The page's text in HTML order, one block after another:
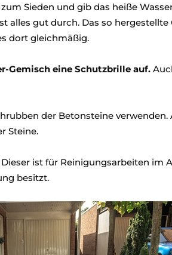
Sieden und gib das heiße
alles gut durch. Das so
dort gleichmäßig.
Gemisch eine Schutzbrille auf.
der Betonsteine verwenden.
Steine.
ist für Reinigungsarbeiten im
besitzt.